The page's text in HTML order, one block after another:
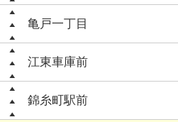
亀戸一丁目
江東車庫前
錦糸町駅前